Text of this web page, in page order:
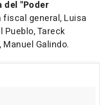
del "Poder
fiscal general, Luisa
Pueblo, Tareck
Galindo.